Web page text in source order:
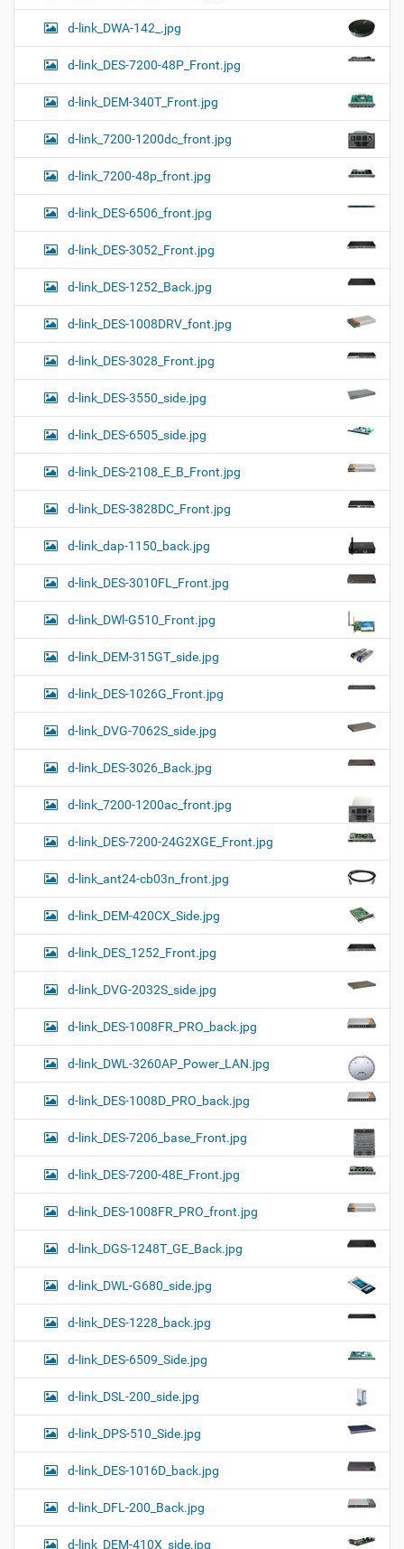
d-link_DWA-142_.jpg
d-link_DES-7200-48P_Front.jpg
d-link_DEM-340T_Front.jpg
d-link_7200-1200dc_front.jpg
d-link_7200-48p_front.jpg
d-link_DES-6506_front.jpg
d-link_DES-3052_Front.jpg
d-link_DES-1252_Back.jpg
d-link_DES-1008DRV_font.jpg
d-link_DES-3028_Front.jpg
d-link_DES-3550_side.jpg
d-link_DES-6505_side.jpg
d-link_DES-2108_E_B_Front.jpg
d-link_DES-3828DC_Front.jpg
d-link_dap-1150_back.jpg
d-link_DES-3010FL_Front.jpg
d-link_DWl-G510_Front.jpg
d-link_DEM-315GT_side.jpg
d-link_DES-1026G_Front.jpg
d-link_DVG-7062S_side.jpg
d-link_DES-3026_Back.jpg
d-link_7200-1200ac_front.jpg
d-link_DES-7200-24G2XGE_Front.jpg
d-link_ant24-cb03n_front.jpg
d-link_DEM-420CX_Side.jpg
d-link_DES_1252_Front.jpg
d-link_DVG-2032S_side.jpg
d-link_DES-1008FR_PRO_back.jpg
d-link_DWL-3260AP_Power_LAN.jpg
d-link_DES-1008D_PRO_back.jpg
d-link_DES-7206_base_Front.jpg
d-link_DES-7200-48E_Front.jpg
d-link_DES-1008FR_PRO_front.jpg
d-link_DGS-1248T_GE_Back.jpg
d-link_DWL-G680_side.jpg
d-link_DES-1228_back.jpg
d-link_DES-6509_Side.jpg
d-link_DSL-200_side.jpg
d-link_DPS-510_Side.jpg
d-link_DES-1016D_back.jpg
d-link_DFL-200_Back.jpg
d-link_DEM-410X_side.jpg